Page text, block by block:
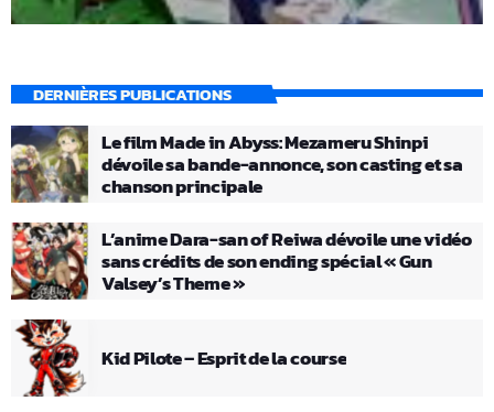
DERNIÈRES PUBLICATIONS
Le film Made in Abyss: Mezameru Shinpi
dévoile sa bande-annonce, son casting et sa
chanson principale
L’anime Dara-san of Reiwa dévoile une vidéo
sans crédits de son ending spécial « Gun
Valsey’s Theme »
Kid Pilote – Esprit de la course